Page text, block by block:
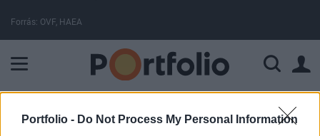
Portfolio - Do Not Process My Personal Information
Forrás: OVF, HAEA
ELŐFIZETŐI TARTALOM